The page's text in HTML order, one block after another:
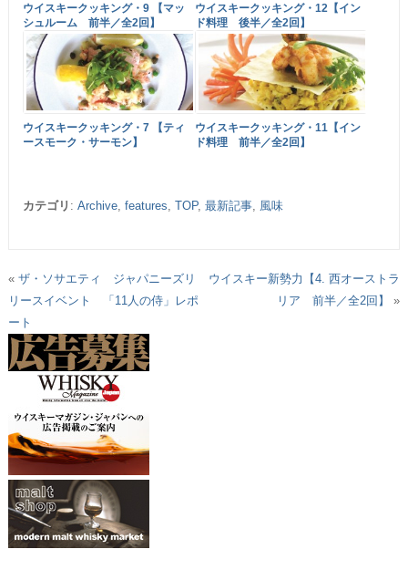
ウイスキークッキング・9 【マッ
シュルーム 前半／全2回】
ウイスキークッキング・12【イン
ド料理 後半／全2回】
ウイスキークッキング・7 【ティ
ースモーク・サーモン】
ウイスキークッキング・11【イン
ド料理 前半／全2回】
カテゴリ : Archive, features TOP, 最新記事, 風味
« ザ・ソサエティ ジャパニーズリ
リースイベント 「11人の侍」レポ
ート
ウイスキー新勢力【4. 西オーストラ
リア 前半／全2回】
»